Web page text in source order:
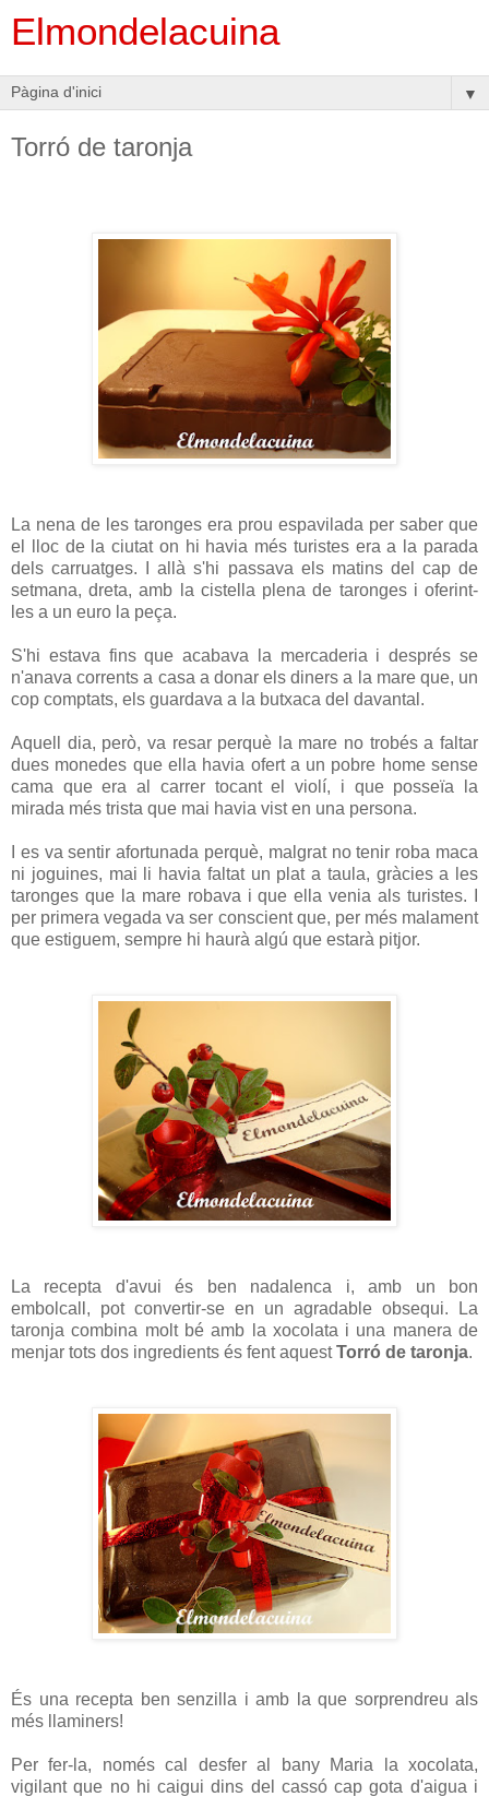
Elmondelacuina
▼
Torró de taronja
La nena de les taronges era prou espavilada per saber que
el lloc de la ciutat on hi havia més turistes era a la parada
dels carruatges. I allà s'hi passava els matins del cap de
setmana, dreta, amb la cistella plena de taronges i oferint-
les a un euro la peça.
S'hi estava fins que acabava la mercaderia i després se
n'anava corrents a casa a donar els diners a la mare que, un
cop comptats, els guardava a la butxaca del davantal.
Aquell dia, però, va resar perquè la mare no trobés a faltar
dues monedes que ella havia ofert a un pobre home sense
cama que era al carrer tocant el violí, i que posseïa la
mirada més trista que mai havia vist en una persona.
I es va sentir afortunada perquè, malgrat no tenir roba maca
ni joguines, mai li havia faltat un plat a taula, gràcies a les
taronges que la mare robava i que ella venia als turistes. I
per primera vegada va ser conscient que, per més malament
que estiguem, sempre hi haurà algú que estarà pitjor.
La recepta d'avui és ben nadalenca i, amb un bon
embolcall, pot convertir-se en un agradable obsequi. La
taronja combina molt bé amb la xocolata i una manera de
menjar tots dos ingredients és fent aquestTorró de taronja.
És una recepta ben senzilla i amb la que sorprendreu als
més llaminers!
Per fer-la, només cal desfer al bany Maria la xocolata,
vigilant que no hi caigui dins del cassó cap gota d'aigua i